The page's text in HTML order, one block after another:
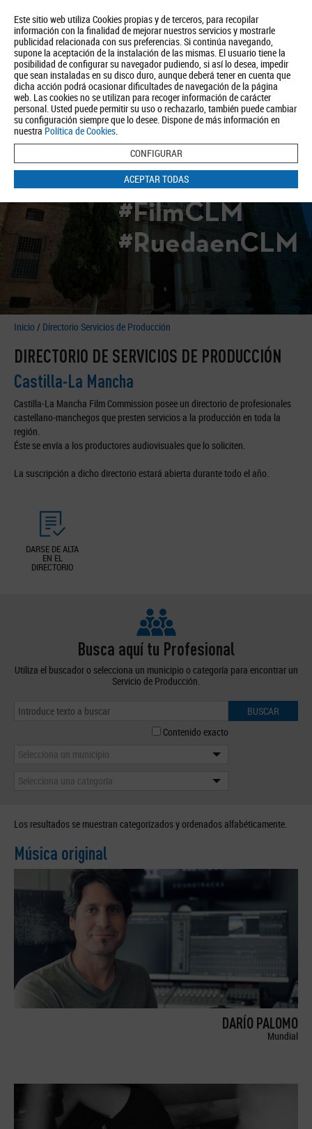
Este sitio web utiliza Cookies propias y de terceros, para recopilar
información con la finalidad de mejorar nuestros servicios y mostrarle
publicidad relacionada con sus preferencias. Si continúa navegando,
supone la aceptación de la instalación de las mismas. El usuario tiene la
posibilidad de configurar su navegador pudiendo, si así lo desea, impedir
que sean instaladas en su disco duro, aunque deberá tener en cuenta que
dicha acción podrá ocasionar dificultades de navegación de la página
web. Las cookies no se utilizan para recoger información de carácter
personal. Usted puede permitir su uso o rechazarlo, también puede cambiar
su configuración siempre que lo desee. Dispone de más información en
nuestra Política de Cookies.
CONFIGURAR
ACEPTAR TODAS
Quiénes somos Turismo Política de Privacidad Aviso Legal
Política de Cookies
BUSCAR
#FilmCLM
#RuedaenCLM
Inicio / Directorio Servicios de Producción
DIRECTORIO DE SERVICIOS DE PRODUCCIÓN
Castilla-La Mancha
Castilla-La Mancha Film Commission posee un directorio de profesionales
castellano-manchegos que presten servicios a la producción en toda la
región.
Éste se envía a los productores audiovisuales que lo soliciten.
La suscripción a dicho directorio estará abierta durante todo el año.
DARSE DE ALTA
EN EL
DIRECTORIO
Busca aquí tu Profesional
Utiliza el buscador o selecciona un municipio o categoría para encontrar un
Servicio de Producción.
BUSCAR
Contenido exacto
Selecciona un municipio
Selecciona una categoría
Los resultados se muestran categorizados y ordenados alfabéticamente.
Música original
DARÍO PALOMO
Mundial